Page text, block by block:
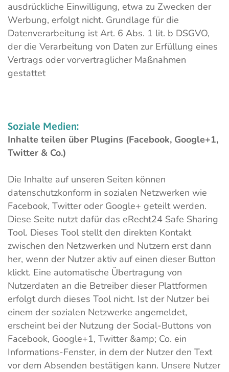
ausdrückliche Einwilligung, etwa zu Zwecken der
Werbung, erfolgt nicht. Grundlage für die
Datenverarbeitung ist Art. 6 Abs. 1 lit. b DSGVO,
der die Verarbeitung von Daten zur Erfüllung eines
Vertrags oder vorvertraglicher Maßnahmen
gestattet
Soziale Medien:
Inhalte teilen über Plugins (Facebook, Google+1,
Twitter & Co.)
Die Inhalte auf unseren Seiten können
datenschutzkonform in sozialen Netzwerken wie
Facebook, Twitter oder Google+ geteilt werden.
Diese Seite nutzt dafür das eRecht24 Safe Sharing
Tool. Dieses Tool stellt den direkten Kontakt
zwischen den Netzwerken und Nutzern erst dann
her, wenn der Nutzer aktiv auf einen dieser Button
klickt. Eine automatische Übertragung von
Nutzerdaten an die Betreiber dieser Plattformen
erfolgt durch dieses Tool nicht. Ist der Nutzer bei
einem der sozialen Netzwerke angemeldet,
erscheint bei der Nutzung der Social-Buttons von
Facebook, Google+1, Twitter &amp; Co. ein
Informations-Fenster, in dem der Nutzer den Text
vor dem Absenden bestätigen kann. Unsere Nutzer